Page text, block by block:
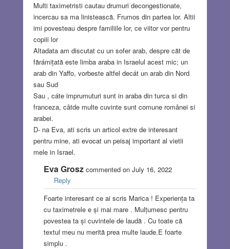
Multi taximetristi cautau drumuri decongestionate,
incercau sa ma linistească. Frumos din partea lor. Altii
imi povesteau despre familiile lor, ce viitor vor pentru
copiii lor
Altadata am discutat cu un sofer arab, despre căt de
fărámițată este limba araba in Israelul acest mic; un
arab din Yaffo, vorbeste altfel decát un arab din Nord
sau Sud
Sau , cáte imprumuturi sunt in araba din turca si din
franceza, câtde multe cuvinte sunt comune românei si
arabei.
D- na Eva, ati scris un articol extre de interesant
pentru mine, ati evocat un peisaj important al vietii
mele in Israel.
Eva Groszcommented on July 16, 2022
Reply
Foarte interesant ce ai scris Marica ! Experiența ta
cu taximetrele e și mai mare . Mulțumesc pentru
povestea ta și cuvintele de laudă . Cu toate că
textul meu nu merită prea multe laude.E foarte
simplu .